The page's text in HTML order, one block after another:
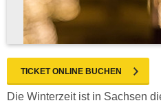
TICKET ONLINE BUCHEN
Die Winterzeit ist in Sachsen